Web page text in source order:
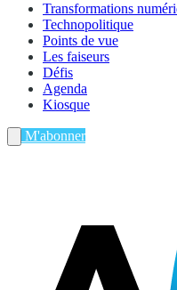
Transformations
Technopolitique
Points de vue
Les faiseurs
Défis
Agenda
Kiosque
M'abonner